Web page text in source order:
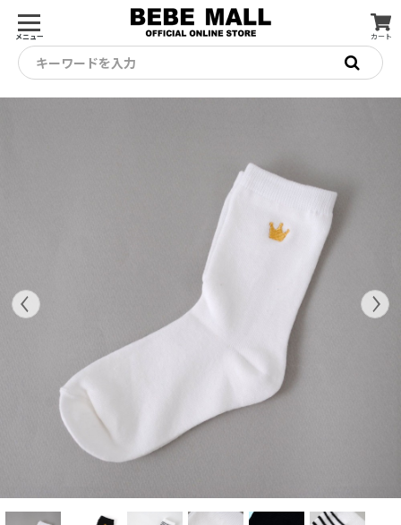
メニュー カート
キーワードを入力